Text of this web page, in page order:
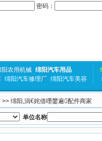
密码：
阳农用机械 绵阳汽车用品
绵阳汽车修理厂 绵阳汽车美容
绵阳,涓€姹借嚜鐢遍配件商家
单位名称